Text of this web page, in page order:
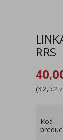
RRS
(32,52
Kod